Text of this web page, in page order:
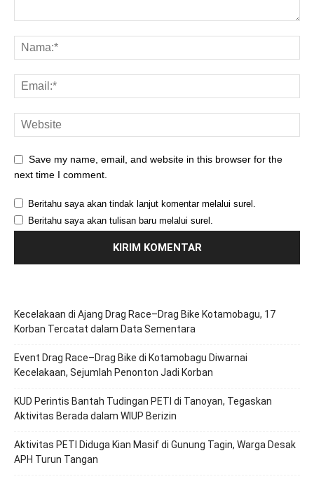
Save my name, email, and website in this browser for the
next time I comment.
Beritahu saya akan tindak lanjut komentar melalui surel.
Beritahu saya akan tulisan baru melalui surel.
Kecelakaan di Ajang Drag Race–Drag Bike Kotamobagu, 17
Korban Tercatat dalam Data Sementara
Event Drag Race–Drag Bike di Kotamobagu Diwarnai
Kecelakaan, Sejumlah Penonton Jadi Korban
KUD Perintis Bantah Tudingan PETI di Tanoyan, Tegaskan
Aktivitas Berada dalam WIUP Berizin
Aktivitas PETI Diduga Kian Masif di Gunung Tagin, Warga Desak
APH Turun Tangan